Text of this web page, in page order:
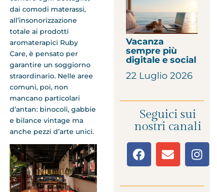
dai comodi materassi,
all’insonorizzazione
totale ai prodotti
aromaterapici Ruby
Care, è pensato per
garantire un soggiorno
straordinario. Nelle aree
comuni, poi, non
mancano particolari
d’antan: binocoli, gabbie
e bilance vintage ma
anche pezzi d’arte unici.
Vacanza
sempre più
digitale e social
22 Luglio 2026
Seguici sui
nostri canali